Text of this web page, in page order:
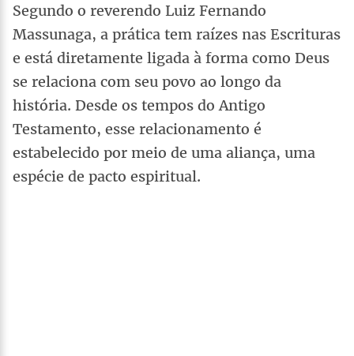
Segundo o reverendo Luiz Fernando
Massunaga, a prática tem raízes nas Escrituras
e está diretamente ligada à forma como Deus
se relaciona com seu povo ao longo da
história. Desde os tempos do Antigo
Testamento, esse relacionamento é
estabelecido por meio de uma aliança, uma
espécie de pacto espiritual.